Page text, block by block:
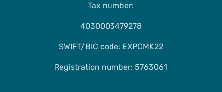
Tax number:
4030003479278
SWIFT/BIC code: EXPCMK22
Registration number: 5763061